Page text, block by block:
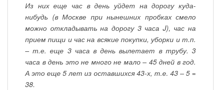
Из них еще час в день уйдет на дорогу куда-
нибудь (в Москве при нынешних пробках смело
можно откладывать на дорогу 3 часа J), час на
прием пищи и час на всякие покупки, уборки и т.п.
– т.е. еще 3 часа в день вылетает в трубу. 3
часа в день это не много не мало – 45 дней в год.
А это еще 5 лет из оставшихся 43-х, т.е. 43 – 5 =
38.